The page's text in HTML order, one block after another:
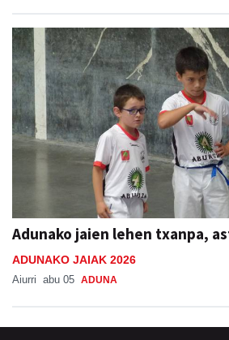
Adunako jaien lehen txanpa,
ADUNAKO JAIAK 2026
Aiurri abu 05 ADUNA